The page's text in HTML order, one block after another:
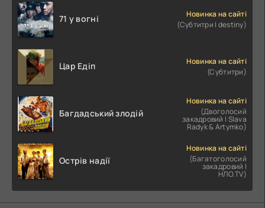
71 у вогні
Новинка на сайті
(Субтитри | destiny)
Цар Едіп
Новинка на сайті
(Субтитри)
Багдадський злодій
Новинка на сайті
(Двоголосий
закадровий | Slava
Radyk & Artymko)
Острів надії
Новинка на сайті
(Багатоголосий
закадровий |
НЛО.TV)